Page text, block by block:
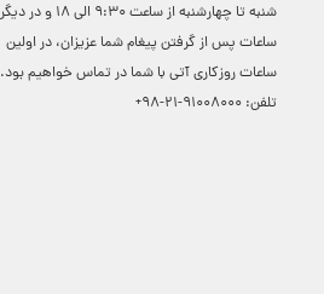
شنبه تا چهارشنبه از ساعت 9:30 الی 18 و در دیگر
ساعات ‌پس از گرفتن پیغام شما عزیزان، در اولین
ساعات روزکاری آتی با شما در تماس خواهیم بود.
تلفن: 91008000-21-98+